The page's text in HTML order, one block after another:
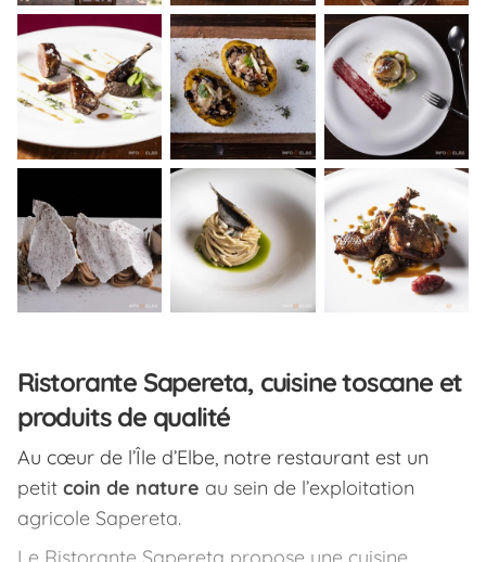
Ristorante Sapereta, cuisine toscane et
produits de qualité
Au cœur de l’Île d’Elbe, notre restaurant est un
petit coin de nature au sein de l’exploitation
agricole Sapereta.